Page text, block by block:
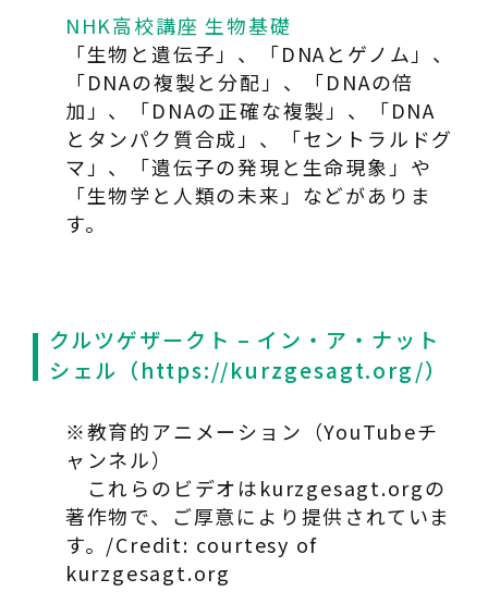
NHK高校講座 生物基礎
「生物と遺伝子」、「DNAとゲノム」、
「DNAの複製と分配」、「DNAの倍
加」、「DNAの正確な複製」、「DNA
とタンパク質合成」、「セントラルドグ
マ」、「遺伝子の発現と生命現象」や
「生物学と人類の未来」などがありま
す。
クルツゲザークト – イン・ア・ナット
シェル（https://kurzgesagt.org/）
※教育的アニメーション（YouTubeチ
ャンネル）
これらのビデオはkurzgesagt.orgの
著作物で、ご厚意により提供されていま
す。/Credit: courtesy of
kurzgesagt.org